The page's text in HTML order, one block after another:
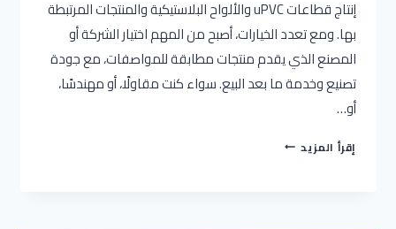
إنتاج قطاعات uPVC والألواح البلاستيكية والمنتجات المرتبطة
بها. ومع تعدد الخيارات، أصبح من المهم اختيار الشركة أو
المصنع الذي يقدم منتجات مطابقة للمواصفات، مع جودة
تصنيع وخدمة ما بعد البيع. سواء كنت مقاولًا، أو مهندسًا،
أو…
إقرأ المزيد شركات